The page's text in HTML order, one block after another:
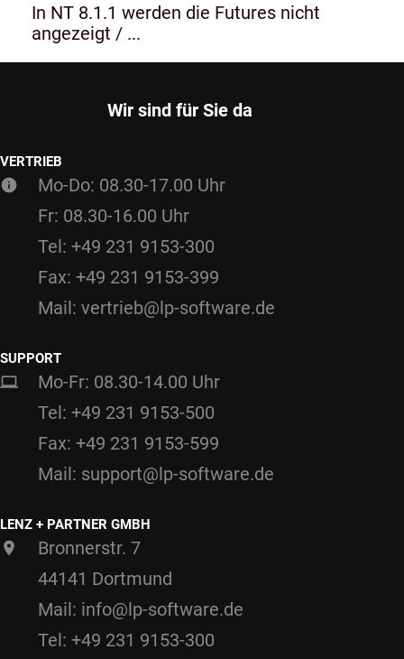
In NT 8.1.1 werden die Futures nicht
angezeigt / ...
Wir sind für Sie da
VERTRIEB
Mo-Do: 08.30-17.00 Uhr
Fr: 08.30-16.00 Uhr
Tel: +49 231 9153-300
Fax: +49 231 9153-399
Mail: vertrieb@lp-software.de
SUPPORT
Mo-Fr: 08.30-14.00 Uhr
Tel: +49 231 9153-500
Fax: +49 231 9153-599
Mail: support@lp-software.de
LENZ + PARTNER GMBH
Bronnerstr. 7
44141 Dortmund
Mail: info@lp-software.de
Tel: +49 231 9153-300